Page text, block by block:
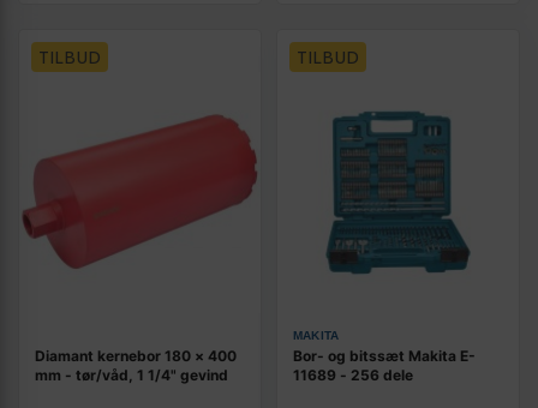
TILBUD
Diamant kernebor 180 × 400
mm - tør/våd, 1 1/4" gevind
TILBUD
MAKITA
Bor- og bitssæt Makita E-
11689 - 256 dele